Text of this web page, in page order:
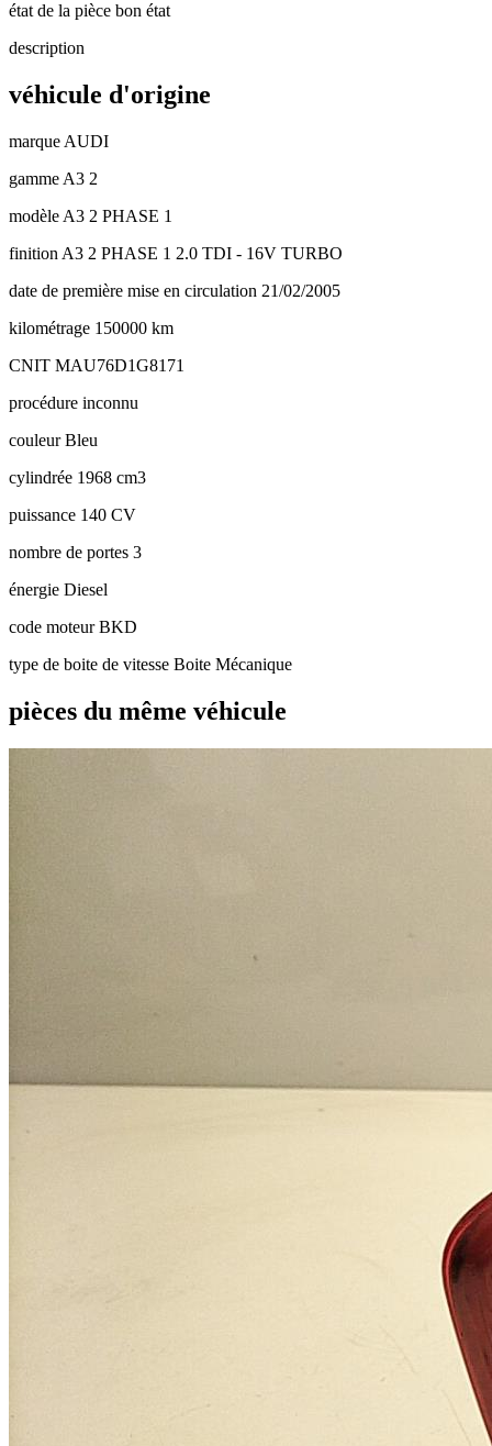
état de la pièce bon état
description
véhicule d'origine
marque AUDI
gamme A3 2
modèle A3 2 PHASE 1
finition A3 2 PHASE 1 2.0 TDI - 16V TURBO
date de première mise en circulation 21/02/2005
kilométrage 150000 km
CNIT MAU76D1G8171
procédure inconnu
couleurBleu
cylindrée 1968 cm3
puissance 140 CV
nombre de portes 3
énergie Diesel
code moteurBKD
type de boite de vitesse Boite Mécanique
pièces du même véhicule